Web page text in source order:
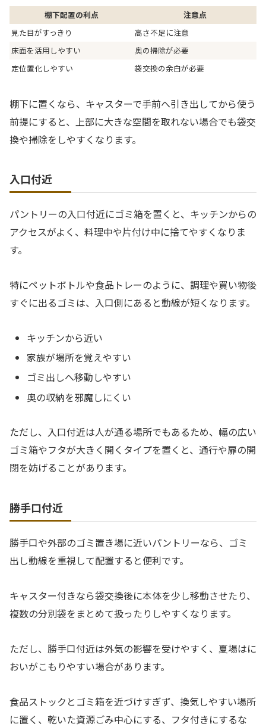
棚下配置の利点
注意点
見た目がすっきり
高さ不足に注意
床面を活用しやすい
奥の掃除が必要
定位置化しやすい
袋交換の余白が必要
棚下に置くなら、キャスターで手前へ引き出してから使う
前提にすると、上部に大きな空間を取れない場合でも袋交
換や掃除をしやすくなります。
入口付近
パントリーの入口付近にゴミ箱を置くと、キッチンからの
アクセスがよく、料理中や片付け中に捨てやすくなりま
す。
特にペットボトルや食品トレーのように、調理や買い物後
すぐに出るゴミは、入口側にあると動線が短くなります。
キッチンから近い
家族が場所を覚えやすい
ゴミ出しへ移動しやすい
奥の収納を邪魔しにくい
ただし、入口付近は人が通る場所でもあるため、幅の広い
ゴミ箱やフタが大きく開くタイプを置くと、通行や扉の開
閉を妨げることがあります。
勝手口付近
勝手口や外部のゴミ置き場に近いパントリーなら、ゴミ
出し動線を重視して配置すると便利です。
キャスター付きなら袋交換後に本体を少し移動させたり、
複数の分別袋をまとめて扱ったりしやすくなります。
ただし、勝手口付近は外気の影響を受けやすく、夏場はに
おいがこもりやすい場合があります。
食品ストックとゴミ箱を近づけすぎず、換気しやすい場所
に置く、乾いた資源ごみ中心にする、フタ付きにするな